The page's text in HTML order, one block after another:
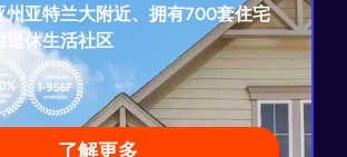
州亚特兰大附近、拥有700套住宅
退休生活社区
了解更多
示范项目申请已获批
担保
部所需就业
超200套别墅